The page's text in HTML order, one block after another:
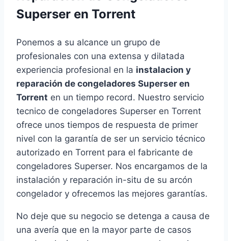
Superser en Torrent
Ponemos a su alcance un grupo de
profesionales con una extensa y dilatada
experiencia profesional en la instalacion y
reparación de congeladores Superser en
Torrent en un tiempo record. Nuestro servicio
tecnico de congeladores Superser en Torrent
ofrece unos tiempos de respuesta de primer
nivel con la garantía de ser un servicio técnico
autorizado en Torrent para el fabricante de
congeladores Superser. Nos encargamos de la
instalación y reparación in-situ de su arcón
congelador y ofrecemos las mejores garantías.
No deje que su negocio se detenga a causa de
una avería que en la mayor parte de casos